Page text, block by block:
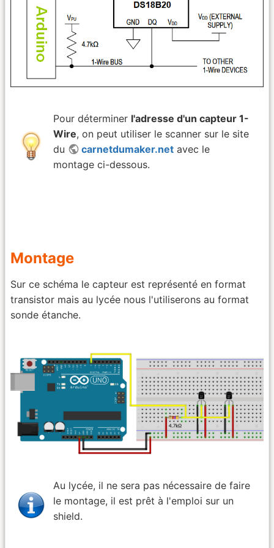
Pour déterminer l'adresse d'un capteur 1-
Wire, on peut utiliser le scanner sur le site
du
carnetdumaker.net avec le
montage ci-dessous.
Montage
Sur ce schéma le capteur est représenté en format
transistor mais au lycée nous l'utiliserons au format
sonde étanche.
Au lycée, il ne sera pas nécessaire de faire
le montage, il est prêt à l'emploi sur un
shield.